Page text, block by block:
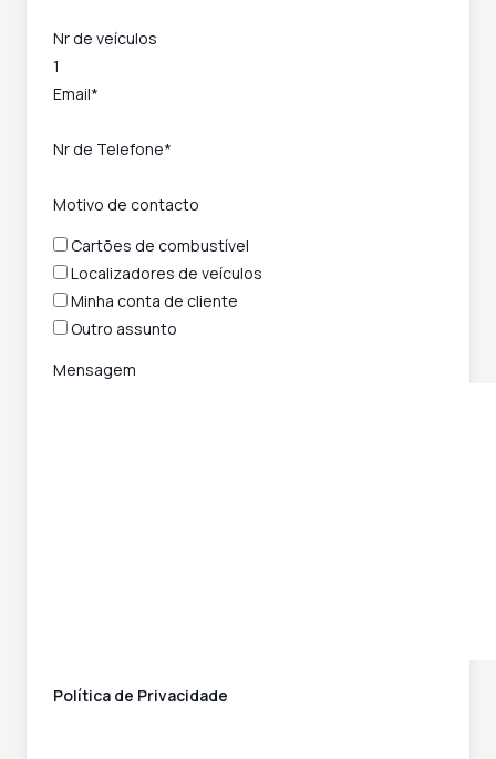
Nr de veículos
Email*
Nr de Telefone*
Motivo de contacto
Cartões de combustível
Localizadores de veículos
Minha conta de cliente
Outro assunto
Mensagem
Política de Privacidade